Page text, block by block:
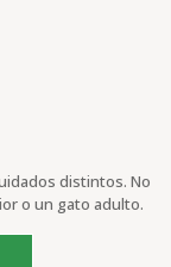
distintos. No
o un gato adulto.